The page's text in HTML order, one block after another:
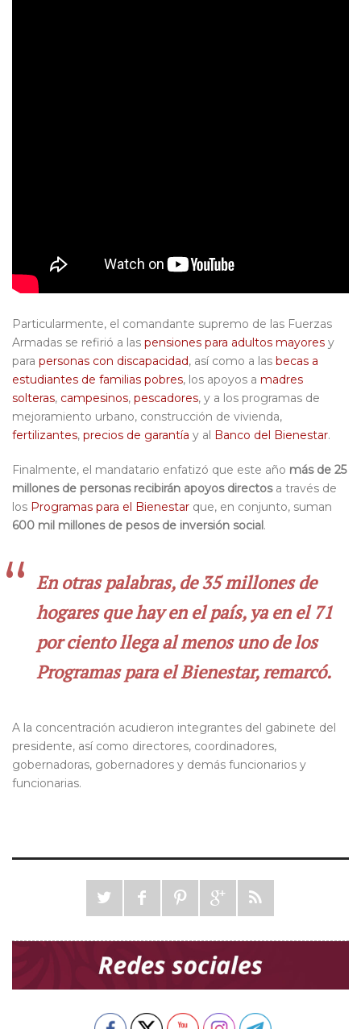
Particularmente, el comandante supremo de las Fuerzas
Armadas se refirió a las pensiones para adultos mayores y
para personas con discapacidad, así como a las becas a
estudiantes de familias pobres, los apoyos a madres
solteras, campesinos, pescadores, y a los programas de
mejoramiento urbano, construcción de vivienda,
fertilizantes, precios de garantía y al Banco del Bienestar.
Finalmente, el mandatario enfatizó que este año más de 25
millones de personas recibirán apoyos directosa través de
los Programas para el Bienestar que, en conjunto, suman
600 mil millones de pesos de inversión social .
En otras palabras, de 35 millones de
hogares que hay en el país, ya en el 71
por ciento llega al menos uno de los
Programas para el Bienestar, remarcó.
A la concentración acudieron integrantes del gabinete del
presidente, así como directores, coordinadores,
gobernadoras, gobernadores y demás funcionarios y
funcionarias.